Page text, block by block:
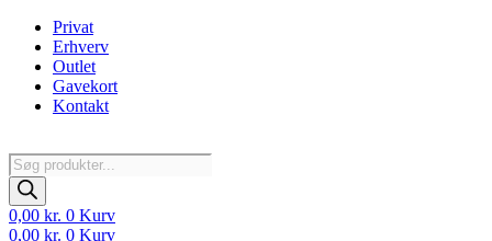
Videre
indhold
Privat
Erhverv
Outlet
Gavekort
Kontakt
Products
search
0,00 kr. 0 Kurv
0,00 kr. 0 Kurv